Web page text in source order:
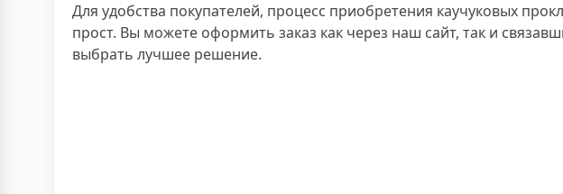
Для удобства покупателей, процесс приобретения каучуковых
прост. Вы можете оформить заказ как через наш сайт, так и
выбрать лучшее решение.